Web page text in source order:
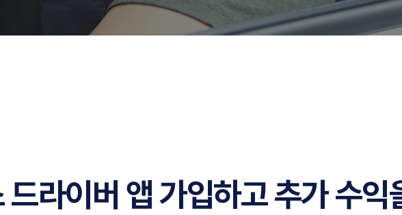
드라이버 앱 가입하고 추가 수익